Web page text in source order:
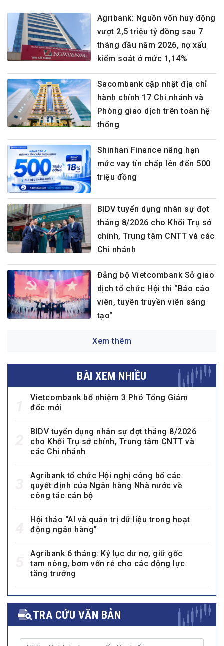
Agribank: Nguồn vốn huy động
vượt 2,5 triệu tỷ đồng sau 7
tháng đầu năm 2026, nợ xấu
kiểm soát ở mức 1,14%
Sacombank cập nhật địa chỉ
hành chính 17 Chi nhánh và
Phòng giao dịch trên toàn hệ
thống
Shinhan Finance nâng hạn
mức vay tín chấp lên đến 500
triệu đồng
BIDV tuyển dụng nhân sự đợt
tháng 8/2026 cho Khối Trụ sở
chính, Trung tâm CNTT và các
Chi nhánh
Đảng bộ Vietcombank Sở giao
dịch tổ chức Hội thi "Báo cáo
viên, tuyên truyền viên sáng
tạo"
Xem thêm
BÀI XEM NHIỀU
Vietcombank bổ nhiệm 3 Phó Tổng Giám
đốc mới
BIDV tuyển dụng nhân sự đợt tháng 8/2026
cho Khối Trụ sở chính, Trung tâm CNTT và
các Chi nhánh
Agribank tổ chức Hội nghị công bố các
quyết định của Ngân hàng Nhà nước về
công tác cán bộ
Hội thảo “AI và quản trị dữ liệu trong hoạt
động ngân hàng”
Agribank 6 tháng: Kỷ lục dư nợ, giữ gốc
tam nông, bơm vốn rẻ cho các động lực
tăng trưởng
TRA CỨU VĂN BẢN